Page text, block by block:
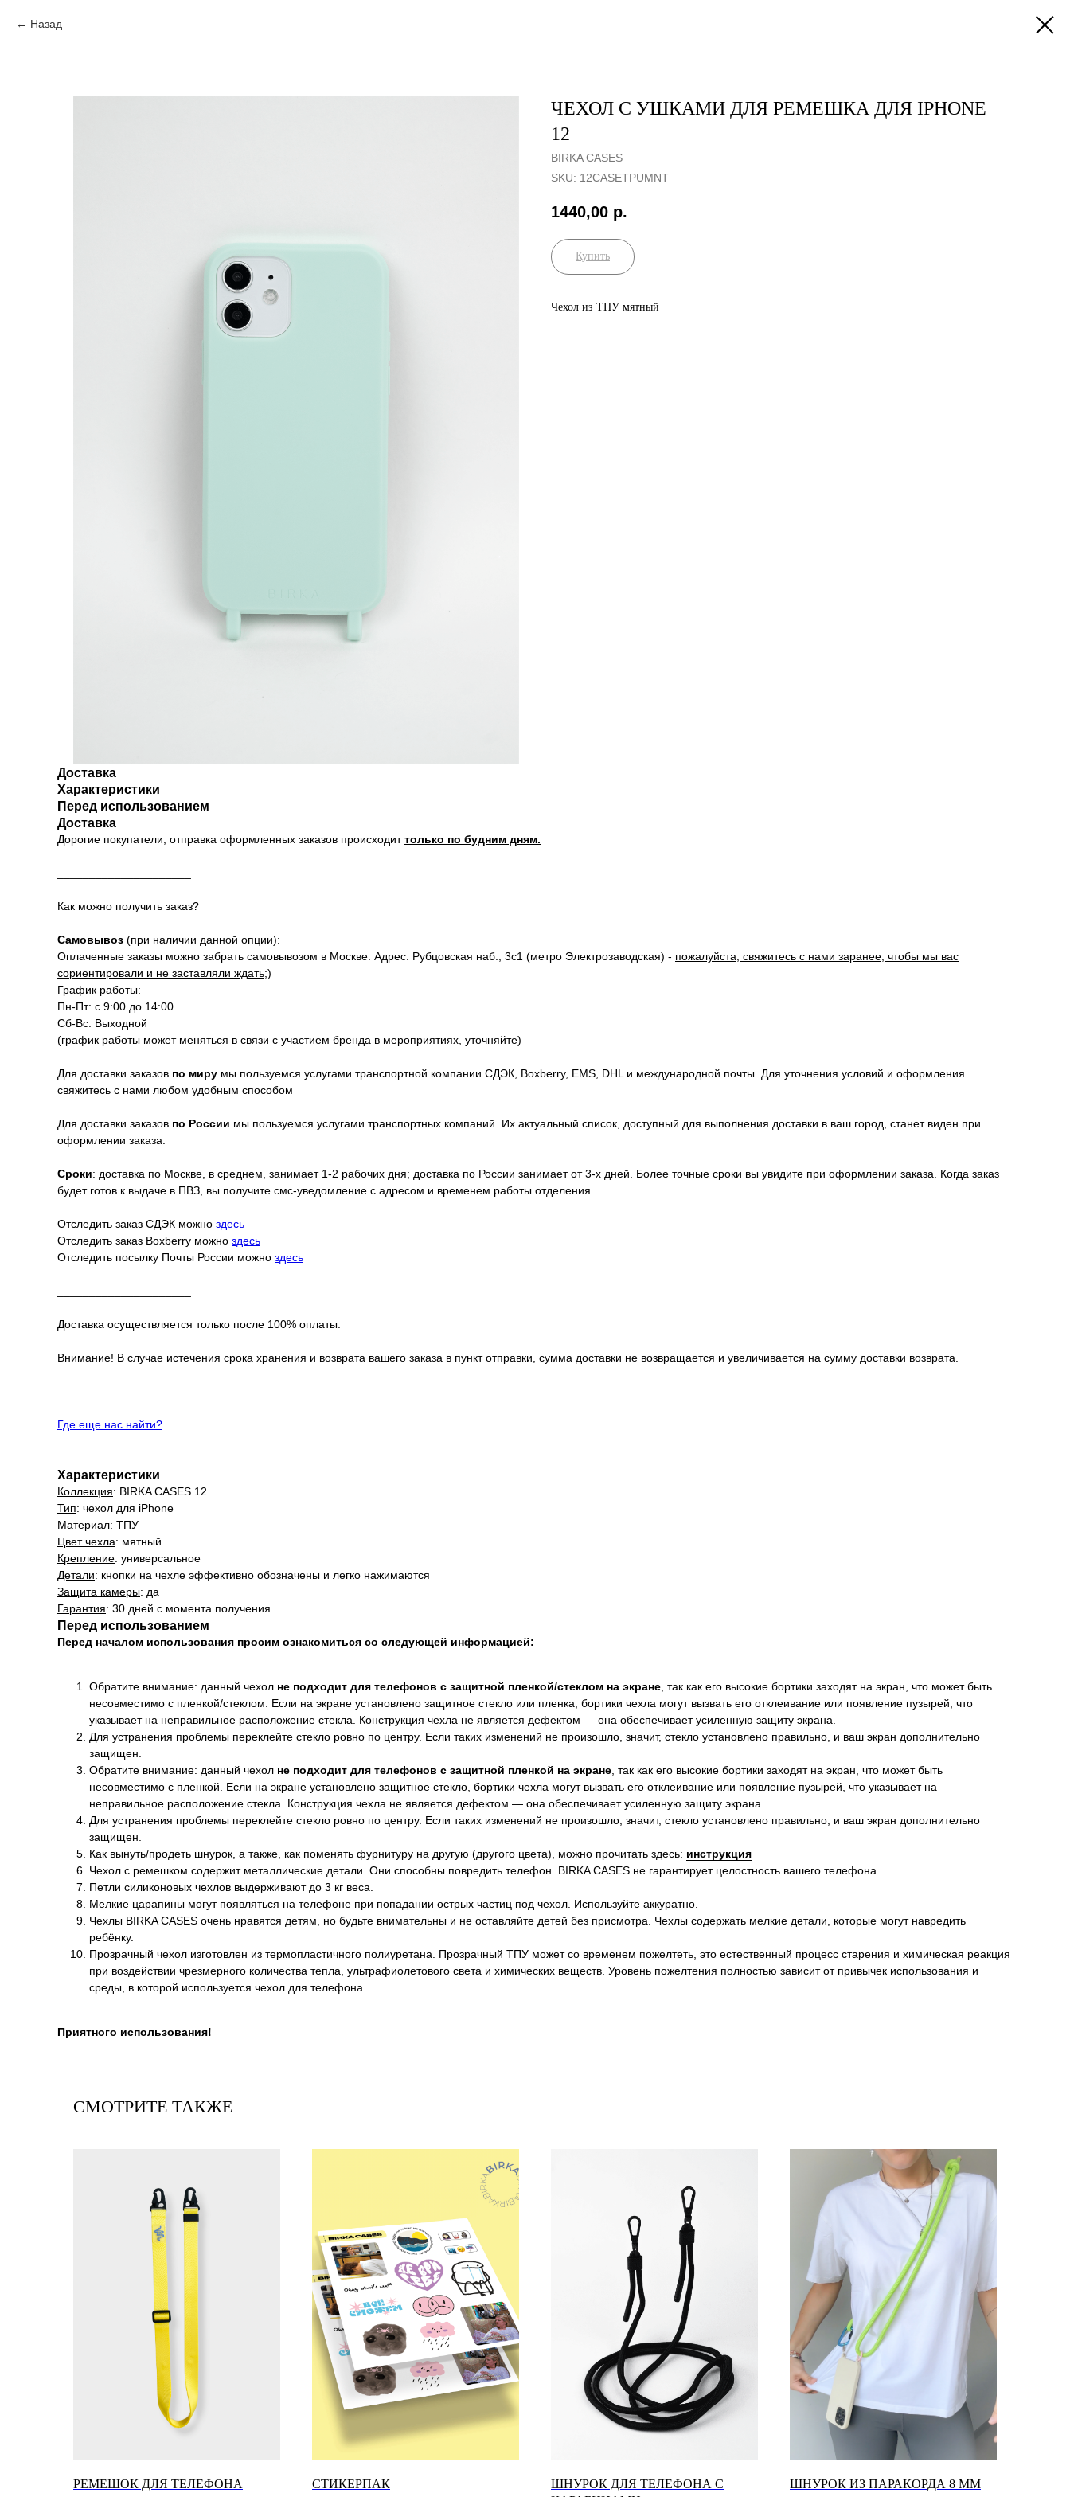
Назад
ЧЕХОЛ С УШКАМИ ДЛЯ РЕМЕШКА ДЛЯ IPHONE
12
BIRKA CASES
SKU: 12CASETPUMNT
1440,00 р.
Купить
Чехол из ТПУ мятный
Доставка
Характеристики
Перед использованием
Доставка
Дорогие покупатели, отправка оформленных заказов происходиттолько по будним дням.
Как можно получить заказ?
Самовывоз (при наличии данной опции):
Оплаченные заказы можно забрать самовывозом в Москве. Адрес: Рубцовская наб., 3с1 (метро Электрозаводская) - пожалуйста, свяжитесь с нами заранее, чтобы мы вас
сориентировали и не заставляли ждать;)
График работы:
Пн-Пт: с 9:00 до 14:00
Сб-Вс: Выходной
(график работы может меняться в связи с участием бренда в мероприятиях, уточняйте)
Для доставки заказов по миру мы пользуемся услугами транспортной компании СДЭК, Boxberry, EMS, DHL и международной почты. Для уточнения условий и оформления
свяжитесь с нами любом удобным способом
Для доставки заказов по России мы пользуемся услугами транспортных компаний. Их актуальный список, доступный для выполнения доставки в ваш город, станет виден при
оформлении заказа.
Сроки: доставка по Москве, в среднем, занимает 1-2 рабочих дня; доставка по России занимает от 3-х дней. Более точные сроки вы увидите при оформлении заказа. Когда заказ
будет готов к выдаче в ПВЗ, вы получите смс-уведомление с адресом и временем работы отделения.
Отследить заказ СДЭК можно здесь
Отследить заказ Boxberry можно здесь
Отследить посылку Почты России можно здесь
Доставка осуществляется только после 100% оплаты.
Внимание! В случае истечения срока хранения и возврата вашего заказа в пункт отправки, сумма доставки не возвращается и увеличивается на сумму доставки возврата.
Где еще нас найти?
Характеристики
Коллекция: BIRKA CASES 12
Тип: чехол для iPhone
Материал: ТПУ
Цвет чехла: мятный
Крепление: универсальное
Детали: кнопки на чехле эффективно обозначены и легко нажимаются
Защита камеры: да
Гарантия: 30 дней с момента получения
Перед использованием
Перед началом использования просим ознакомиться со следующей информацией:
Обратите внимание: данный чехол не подходит для телефонов с защитной пленкой/стеклом на экране , так как его высокие бортики заходят на экран, что может быть
несовместимо с пленкой/стеклом. Если на экране установлено защитное стекло или пленка, бортики чехла могут вызвать его отклеивание или появление пузырей, что
указывает на неправильное расположение стекла. Конструкция чехла не является дефектом — она обеспечивает усиленную защиту экрана.
Для устранения проблемы переклейте стекло ровно по центру. Если таких изменений не произошло, значит, стекло установлено правильно, и ваш экран дополнительно
защищен.
Обратите внимание: данный чехол не подходит для телефонов с защитной пленкой на экране , так как его высокие бортики заходят на экран, что может быть
несовместимо с пленкой. Если на экране установлено защитное стекло, бортики чехла могут вызвать его отклеивание или появление пузырей, что указывает на
неправильное расположение стекла. Конструкция чехла не является дефектом — она обеспечивает усиленную защиту экрана.
Для устранения проблемы переклейте стекло ровно по центру. Если таких изменений не произошло, значит, стекло установлено правильно, и ваш экран дополнительно
защищен.
Как вынуть/продеть шнурок, а также, как поменять фурнитуру на другую (другого цвета), можно прочитать здесь: инструкция
Чехол с ремешком содержит металлические детали. Они способны повредить телефон. BIRKA CASES не гарантирует целостность вашего телефона.
Петли силиконовых чехлов выдерживают до 3 кг веса.
Мелкие царапины могут появляться на телефоне при попадании острых частиц под чехол. Используйте аккуратно.
Чехлы BIRKA CASES очень нравятся детям, но будьте внимательны и не оставляйте детей без присмотра. Чехлы содержать мелкие детали, которые могут навредить
ребёнку.
Прозрачный чехол изготовлен из термопластичного полиуретана. Прозрачный ТПУ может со временем пожелтеть, это естественный процесс старения и химическая реакция
при воздействии чрезмерного количества тепла, ультрафиолетового света и химических веществ. Уровень пожелтения полностью зависит от привычек использования и
среды, в которой используется чехол для телефона.
Приятного использования!
СМОТРИТЕ ТАКЖЕ
РЕМЕШОК ДЛЯ ТЕЛЕФОНА СТИКЕРПАК
ШНУРОК ДЛЯ ТЕЛЕФОНА С
ШНУРОК ИЗ ПАРАКОРДА 8 ММ